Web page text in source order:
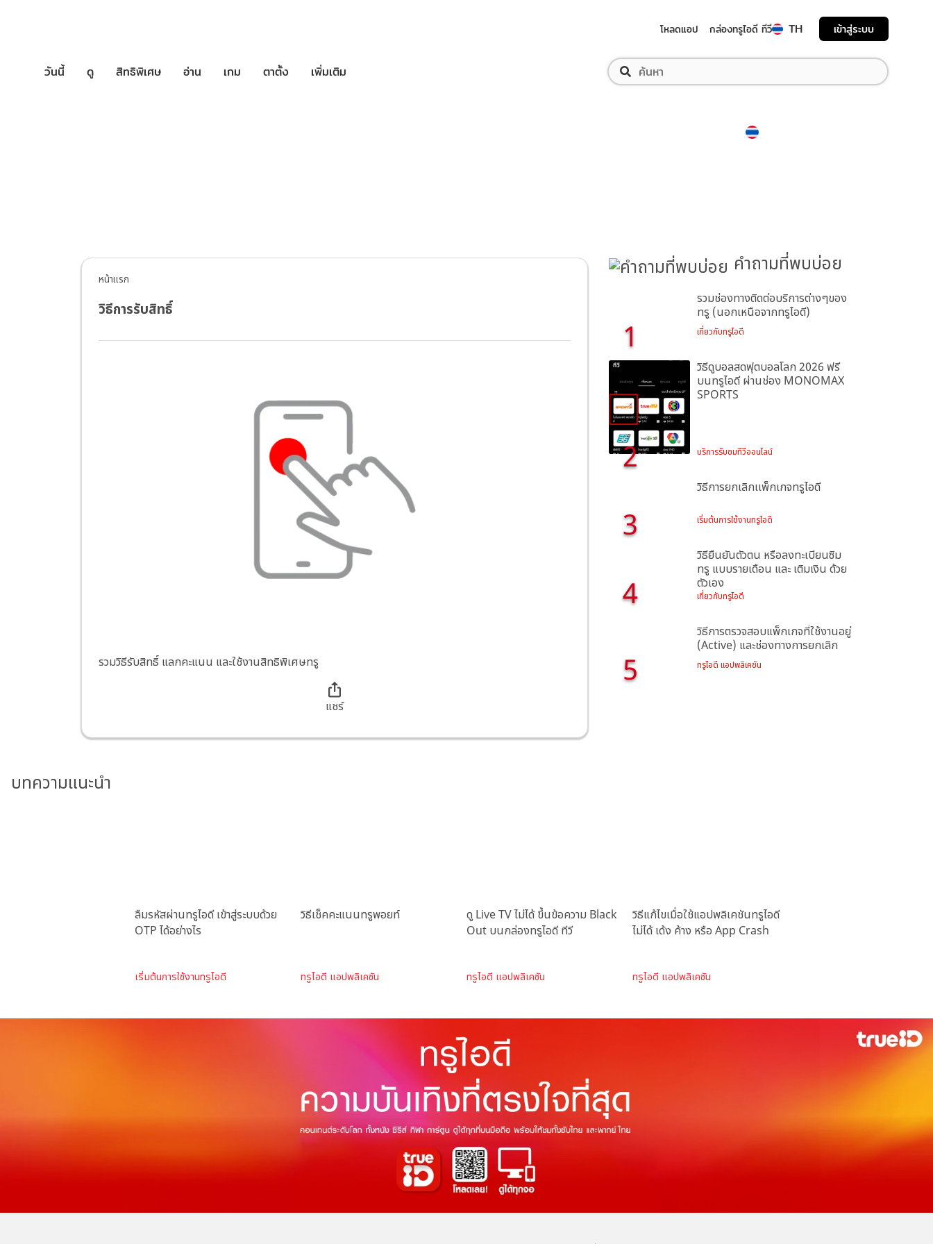
โหลดแอป กล่องทรูไอดี ทีวี TH เข้าสู่ระบบ
วันนี้ ดู สิทธิพิเศษ อ่าน เกม ตาตั้ง เพิ่มเติม
หน้าแรก
วิธีการรับสิทธิ์
รวมวิธีรับสิทธิ์ แลกคะแนน และใช้งานสิทธิพิเศษทรู
แชร์
คำถามที่พบบ่อย
1
รวมช่องทางติดต่อบริการต่างๆของ
ทรู (นอกเหนือจากทรูไอดี)
เกี่ยวกับทรูไอดี
2
วิธีดูบอลสดฟุตบอลโลก 2026 ฟรี
บนทรูไอดี ผ่านช่อง MONOMAX
SPORTS
บริการรับชมทีวีออนไลน์
3
วิธีการยกเลิกเเพ็กเกจทรูไอดี
เริ่มต้นการใช้งานทรูไอดี
4
วิธียืนยันตัวตน หรือลงทะเบียนซิม
ทรู แบบรายเดือน และ เติมเงิน ด้วย
ตัวเอง
เกี่ยวกับทรูไอดี
5
วิธีการตรวจสอบแพ็กเกจที่ใช้งานอยู่
(Active) และช่องทางการยกเลิก
ทรูไอดี แอปพลิเคชัน
บทความแนะนำ
ลืมรหัสผ่านทรูไอดี เข้าสู่ระบบด้วย
OTP ได้อย่างไร
เริ่มต้นการใช้งานทรูไอดี
วิธีเช็คคะแนนทรูพอยท์
ทรูไอดี แอปพลิเคชัน
ดู Live TV ไม่ได้ ขึ้นข้อความ Black
Out บนกล่องทรูไอดี ทีวี
ทรูไอดี แอปพลิเคชัน
วิธีแก้ไขเมื่อใช้แอปพลิเคชันทรูไอดี
ไม่ได้ เด้ง ค้าง หรือ App Crash
ทรูไอดี แอปพลิเคชัน